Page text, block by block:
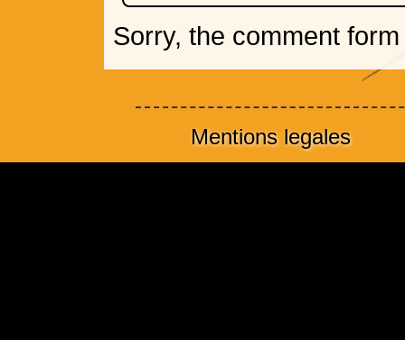
Sorry, the comment
Mentions legales